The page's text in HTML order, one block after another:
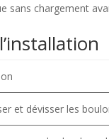
sans chargement
et dévisser les